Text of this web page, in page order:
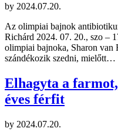
by 2024.07.20.
Az olimpiai bajnok
Richárd 2024. 07. 20., szo –
olimpiai bajnoka, Sharon van
szándékozik szedni, mielőtt…
Elhagyta a
éves férfit
by 2024.07.20.